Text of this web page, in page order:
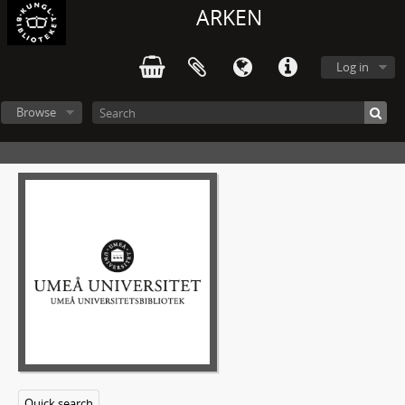
ARKEN
Log in
Browse
A - Personliga handlingar
1 - Manuskript till noveller, kåserier och dikter
4 - Manuskript till dramatiska verk och filmer
3 - Manuskript till artiklar 1970 – 1979
4 - Utkast till artiklar, texter och anföranden u å, (1960-70-tal)
5 - Utkast till artiklar och till enstaka brev u å, 1970 – tal
8 - Manuskript till artiklar och anföranden 1982